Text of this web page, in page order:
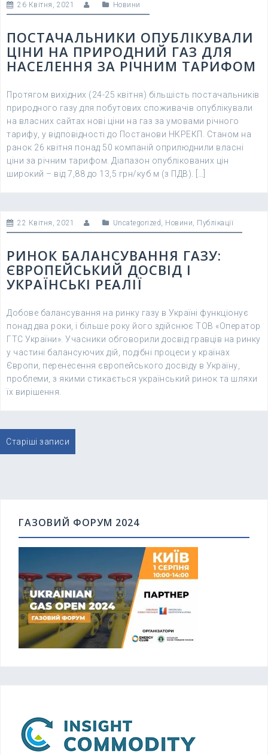
26 Квітня, 2021 Новини
ПОСТАЧАЛЬНИКИ ОПУБЛІКУВАЛИ
ЦІНИ НА ПРИРОДНИЙ ГАЗ ДЛЯ
НАСЕЛЕННЯ ЗА РІЧНИМ ТАРИФОМ
Протягом вихідних (24-25 квітня) більшість постачальників
природного газу для побутових споживачів опублікували
на власних сайтах нові ціни на газ за умовами річного
тарифу, у відповідності до Постанови НКРЕКП. Станом на
ранок 26 квітня понад 50 компаній оприлюднили власні
ціни за річним тарифом. Діапазон опублікованих цін
широкий – від 7,88 до 13,5 грн/куб м (з ПДВ). […]
22 Квітня, 2021 Uncategorized, Новини, Публікації
РИНОК БАЛАНСУВАННЯ ГАЗУ:
ЄВРОПЕЙСЬКИЙ ДОСВІД І
УКРАЇНСЬКІ РЕАЛІЇ
Добове балансування на ринку газу в Україні функціонує
понад два роки, і більше року його здійснює ТОВ «Оператор
ГТС України». Учасники обговорили досвід гравців на ринку
у частині балансуючих дій, подібні процеси у країнах
Європи, перенесення європейського досвіду в Україну,
проблеми, з якими стикається український ринок та шляхи
їх вирішення.
Навігація
записів
Старіші записи
ГАЗОВИЙ ФОРУМ 2024